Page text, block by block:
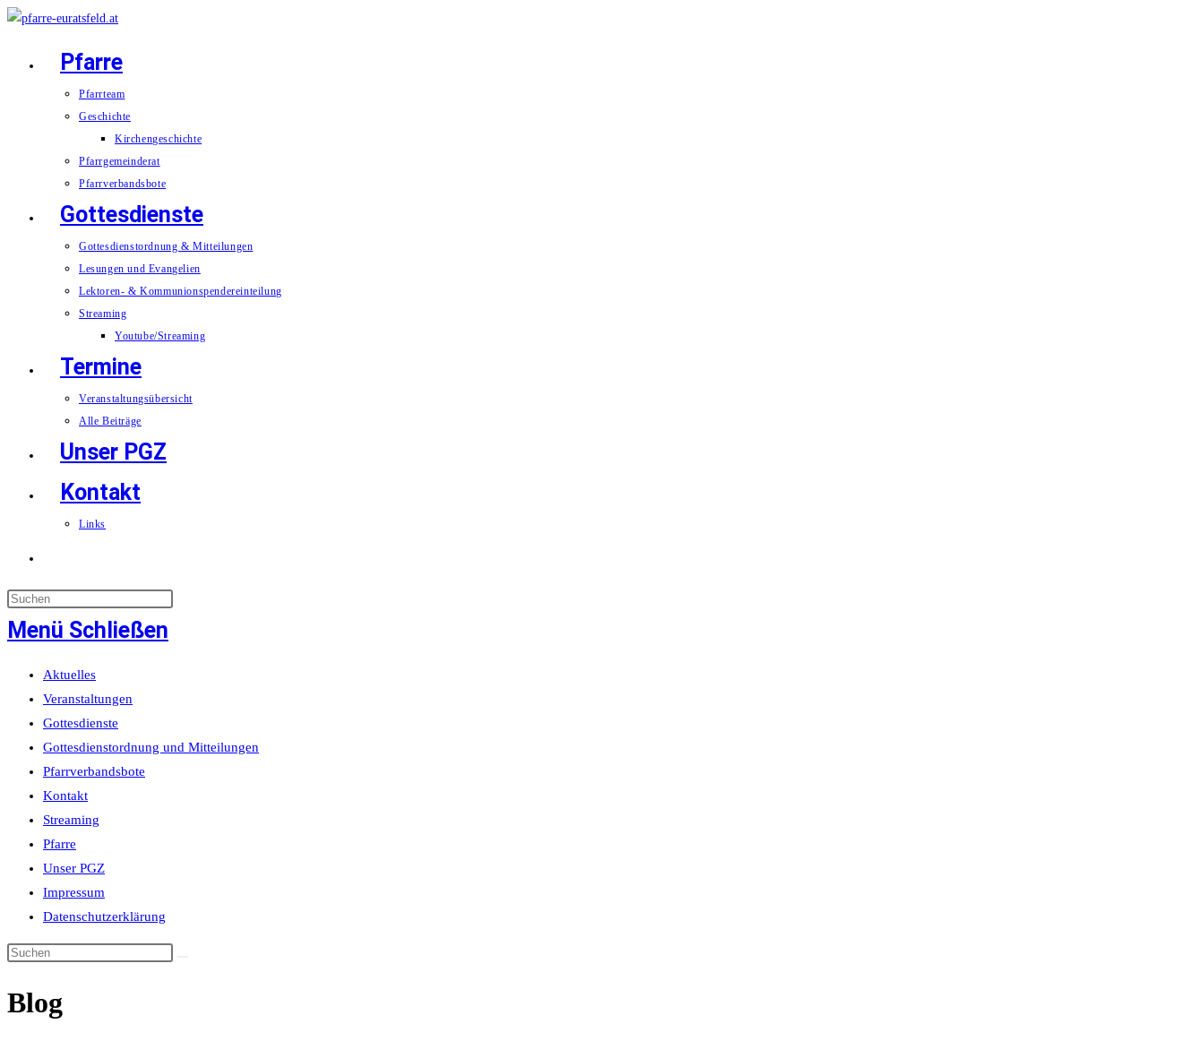
Zum
springen
Pfarre
Pfarrteam
Geschichte
Kirchengeschichte
Pfarrgemeinderat
Pfarrverbandsbote
Gottesdienste
Gottesdienstordnung & Mitteilungen
Lesungen und Evangelien
Lektoren- & Kommunionspendereinteilung
Streaming
Youtube/Streaming
Termine
Veranstaltungsübersicht
Alle Beiträge
Unser PGZ
Kontakt
Links
Suche
umschalten
Menü Schließen
Aktuelles
Veranstaltungen
Gottesdienste
Gottesdienstordnung und Mitteilungen
Pfarrverbandsbote
Kontakt
Streaming
Pfarre
Unser PGZ
Impressum
Datenschutzerklärung
Blog